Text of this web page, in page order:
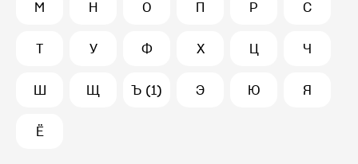
М Н О П Р С
Т У Ф Х Ц Ч
Ш Щ Ъ (1) Э Ю Я
Ё